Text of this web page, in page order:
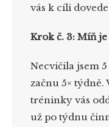
vás k cíli
Krok č. 3: Míň
Necvičila jsem
začnu 5× týdně.
tréninky vás
už po týdnu